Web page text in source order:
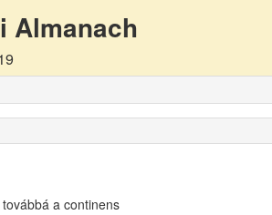
Almanach
a continens